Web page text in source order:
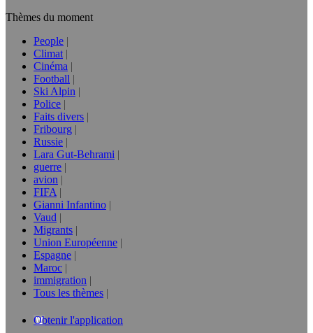
Thèmes du moment
People
Climat
Cinéma
Football
Ski Alpin
Police
Faits divers
Fribourg
Russie
Lara Gut-Behrami
guerre
avion
FIFA
Gianni Infantino
Vaud
Migrants
Union Européenne
Espagne
Maroc
immigration
Tous les thèmes
Obtenir l'application